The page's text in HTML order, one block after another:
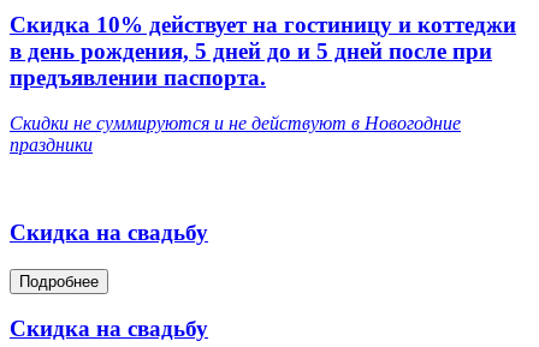
Скидка 10% действует на гостиницу и коттеджи
в день рождения, 5 дней до и 5 дней после при
предъявлении паспорта.
Скидки не суммируются и не действуют в Новогодние
праздники
Cкидка на свадьбу
Подробнее
Cкидка на свадьбу